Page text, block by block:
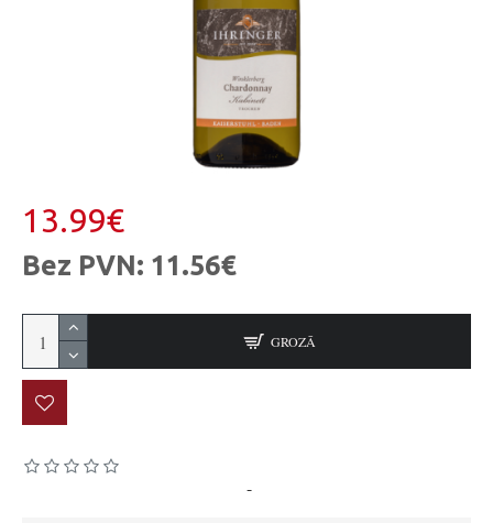
-
13.99€
Bez PVN: 11.56€
GROZĀ